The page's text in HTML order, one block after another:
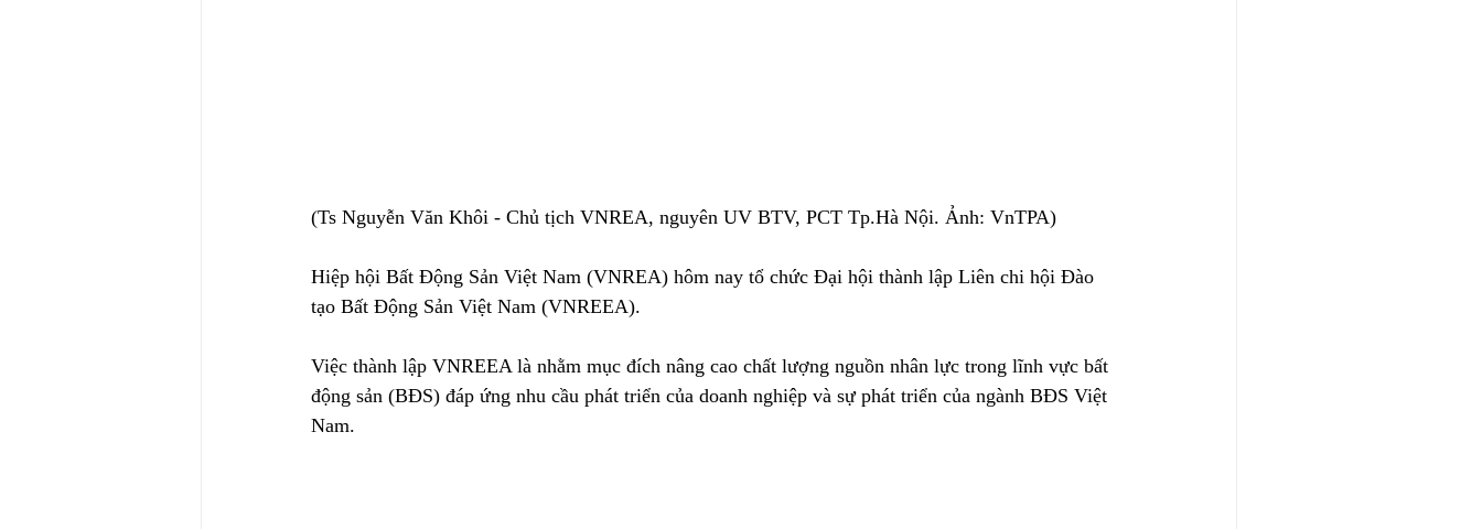
(Ts Nguyễn Văn Khôi - Chủ tịch VNREA, nguyên UV BTV, PCT Tp.Hà Nội. Ảnh: VnTPA)
Hiệp hội Bất Động Sản Việt Nam (VNREA) hôm nay tổ chức Đại hội thành lập Liên chi hội Đào
tạo Bất Động Sản Việt Nam (VNREEA).
Việc thành lập VNREEA là nhằm mục đích nâng cao chất lượng nguồn nhân lực trong lĩnh vực bất
động sản (BĐS) đáp ứng nhu cầu phát triển của doanh nghiệp và sự phát triển của ngành BĐS Việt
Nam.